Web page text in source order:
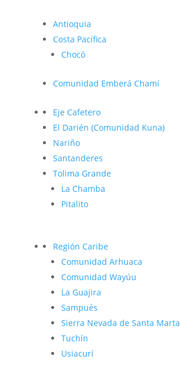
Antioquia
Costa Pacífica
Chocó
Comunidad Emberá Chamí
Eje Cafetero
El Darién (Comunidad Kuna)
Nariño
Santanderes
Tolima Grande
La Chamba
Pitalito
Región Caribe
Comunidad Arhuaca
Comunidad Wayúu
La Guajira
Sampués
Sierra Nevada de Santa Marta
Tuchín
Usiacurí